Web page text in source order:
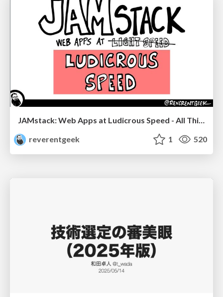
JAMstack: Web Apps at Ludicrous Speed - All Things Open 2022
reverentgeek
1 520